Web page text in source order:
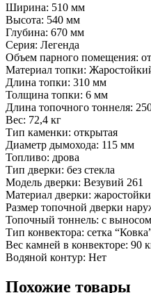
Ширина: 510 мм
Высота: 540 мм
Глубина: 670 мм
Серия: Легенда
Объем парного помещения:
Материал топки:
Длина топки: 310 мм
Толщина топки: 6 мм
Длина топочного тоннеля:
Вес: 72,4 кг
Тип каменки: открытая
Диаметр дымохода: 115 мм
Топливо: дрова
Тип дверки: без стекла
Модель дверки: Везувий 261
Материал дверки:
Размер топочной дверки
Топочный тоннель: с выносом
Тип конвектора: сетка
Вес камней в конвекторе: 90
Водяной контур: Нет
Похожие товары